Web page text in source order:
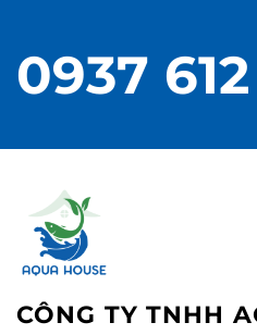
0937
CÔNG TY TNHH